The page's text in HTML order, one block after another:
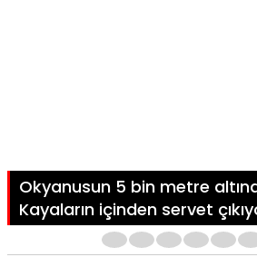
Okyanusun 5 bin metre
Kayaların içinden servet